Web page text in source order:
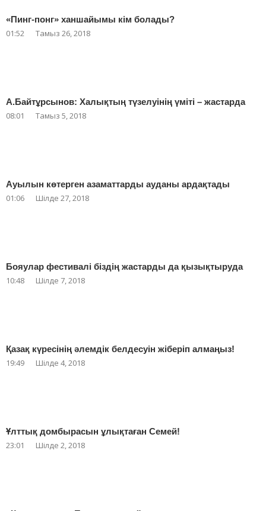
«Пинг-понг» ханшайымы кім болады?
01:52 Тамыз 26, 2018
А.Байтұрсынов: Халықтың түзелуінің үміті – жастарда
08:01 Тамыз 5, 2018
Ауылын көтерген азаматтарды ауданы ардақтады
01:06 Шілде 27, 2018
Бояулар фестивалі біздің жастарды да қызықтыруда
10:48 Шілде 7, 2018
Қазақ күресінің әлемдік белдесуін жіберіп алмаңыз!
19:49 Шілде 4, 2018
Ұлттық домбырасын ұлықтаған Семей!
23:01 Шілде 2, 2018